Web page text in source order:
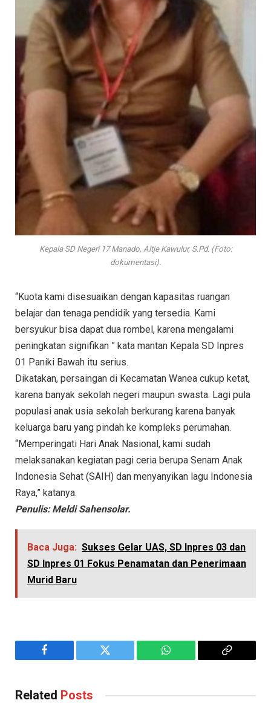
Kepala SD Negeri 17 Manado, Altje Kawulur, S.Pd. (Foto:
dokumentasi).
“Kuota kami disesuaikan dengan kapasitas ruangan
belajar dan tenaga pendidik yang tersedia. Kami
bersyukur bisa dapat dua rombel, karena mengalami
peningkatan signifikan ” kata mantan Kepala SD Inpres
01 Paniki Bawah itu serius.
Dikatakan, persaingan di Kecamatan Wanea cukup ketat,
karena banyak sekolah negeri maupun swasta. Lagi pula
populasi anak usia sekolah berkurang karena banyak
keluarga baru yang pindah ke kompleks perumahan.
“Memperingati Hari Anak Nasional, kami sudah
melaksanakan kegiatan pagi ceria berupa Senam Anak
Indonesia Sehat (SAIH) dan menyanyikan lagu Indonesia
Raya,” katanya.
Penulis: Meldi Sahensolar.
Baca Juga: Sukses Gelar UAS, SD Inpres 03 dan
SD Inpres 01 Fokus Penamatan dan Penerimaan
Murid Baru
Facebook Twitter WhatsApp
Copy
Related Posts